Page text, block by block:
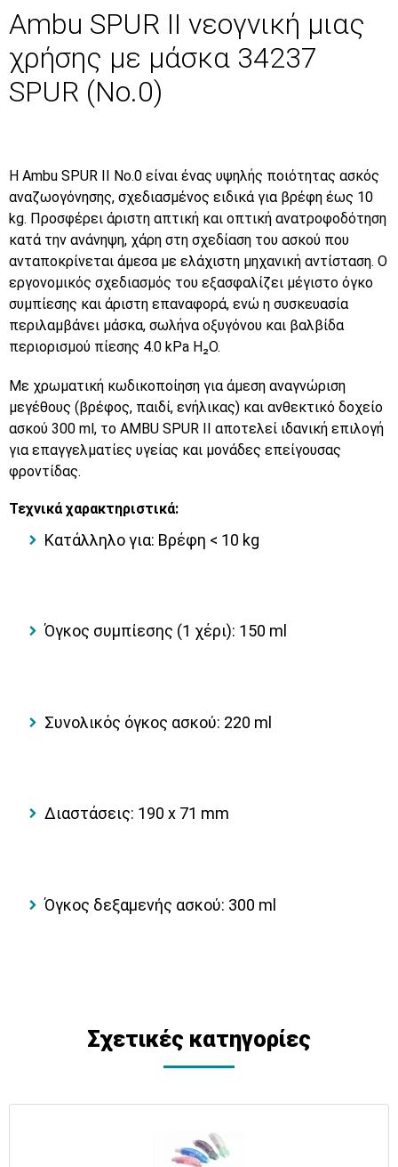
Ambu SPUR II νεογνική μιας
χρήσης με μάσκα 34237
SPUR (No.0)
Η Ambu SPUR II Νο.0 είναι ένας υψηλής ποιότητας ασκός
αναζωογόνησης, σχεδιασμένος ειδικά για βρέφη έως 10
kg. Προσφέρει άριστη απτική και οπτική ανατροφοδότηση
κατά την ανάνηψη, χάρη στη σχεδίαση του ασκού που
ανταποκρίνεται άμεσα με ελάχιστη μηχανική αντίσταση. Ο
εργονομικός σχεδιασμός του εξασφαλίζει μέγιστο όγκο
συμπίεσης και άριστη επαναφορά, ενώ η συσκευασία
περιλαμβάνει μάσκα, σωλήνα οξυγόνου και βαλβίδα
περιορισμού πίεσης 4.0 kPa H₂O.
Με χρωματική κωδικοποίηση για άμεση αναγνώριση
μεγέθους (βρέφος, παιδί, ενήλικας) και ανθεκτικό δοχείο
ασκού 300 ml, το AMBU SPUR II αποτελεί ιδανική επιλογή
για επαγγελματίες υγείας και μονάδες επείγουσας
φροντίδας.
Τεχνικά χαρακτηριστικά:
Κατάλληλο για: Βρέφη < 10 kg
Όγκος συμπίεσης (1 χέρι): 150 ml
Συνολικός όγκος ασκού: 220 ml
Διαστάσεις: 190 x 71 mm
Όγκος δεξαμενής ασκού: 300 ml
Σχετικές κατηγορίες